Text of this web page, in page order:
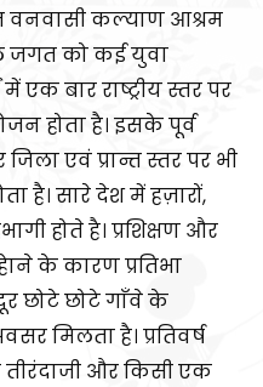
वनवासी कल्याण आश्रम
जगत को कई युवा
में एक बार राष्ट्रीय स्तर पर
होता है। इसके पूर्व
एवं प्रान्त स्तर पर भी
है। सारे देश में हज़ारों,
होते है। प्रशिक्षण और
के कारण प्रतिभा
छोटे छोटे गाँवे के
मिलता है। प्रतिवर्ष
तीरंदाजी और किसी एक